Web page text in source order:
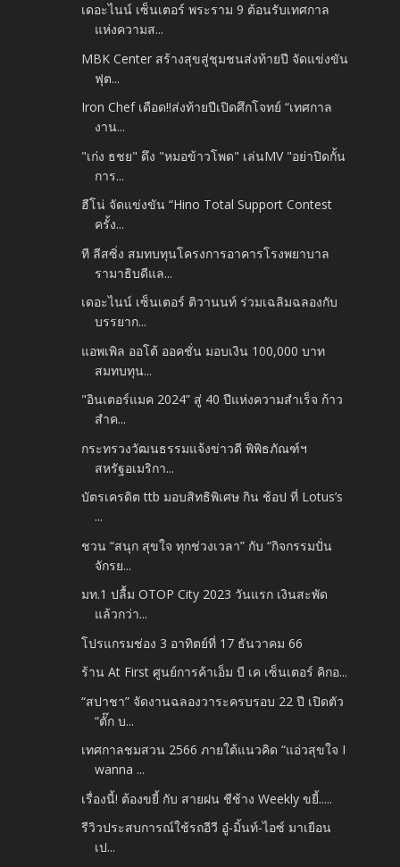
เดอะไนน์ เซ็นเตอร์ พระราม 9 ต้อนรับเทศกาล
แห่งความส...
MBK Center สร้างสุขสู่ชุมชนส่งท้ายปี จัดแข่งขัน
ฟุต...
Iron Chef เดือด!!ส่งท้ายปีเปิดศึกโจทย์ “เทศกาล
งาน...
"เก่ง ธชย" ดึง "หมอข้าวโพด" เล่นMV "อย่าปิดกั้น
การ...
ฮีโน่ จัดแข่งขัน “Hino Total Support Contest
ครั้ง...
ที ลีสซิ่ง สมทบทุนโครงการอาคารโรงพยาบาล
รามาธิบดีแล...
เดอะไนน์ เซ็นเตอร์ ติวานนท์ ร่วมเฉลิมฉลองกับ
บรรยาก...
แอพเพิล ออโต้ ออคชั่น มอบเงิน 100,000 บาท
สมทบทุน...
"อินเตอร์แมค 2024” สู่ 40 ปีแห่งความสำเร็จ ก้าว
สำค...
กระทรวงวัฒนธรรมแจ้งข่าวดี พิพิธภัณฑ์ฯ
สหรัฐอเมริกา...
บัตรเครดิต ttb มอบสิทธิพิเศษ กิน ช้อป ที่ Lotus’s
...
ชวน “สนุก สุขใจ ทุกช่วงเวลา” กับ “กิจกรรมปั่น
จักรย...
มท.1 ปลื้ม OTOP City 2023 วันแรก เงินสะพัด
แล้วกว่า...
โปรแกรมช่อง 3 อาทิตย์ที่ 17 ธันวาคม 66
ร้าน At First ศูนย์การค้าเอ็ม บี เค เซ็นเตอร์ คิกอ...
“สปาชา” จัดงานฉลองวาระครบรอบ 22 ปี เปิดตัว
“ตั๊ก บ...
เทศกาลชมสวน 2566 ภายใต้แนวคิด “แอ่วสุขใจ I
wanna ...
เรื่องนี้! ต้องขยี้ กับ สายฝน ชีช้าง Weekly ขยี้.....
รีวิวประสบการณ์ใช้รถอีวี อู๋-มิ้นท์-ไอซ์ มาเยือน
เป...